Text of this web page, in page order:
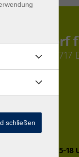
Euerdorf
Str. 14, 97717
Silke Hack
12 Uhr
8-12 Uhr und 15-18
schließen